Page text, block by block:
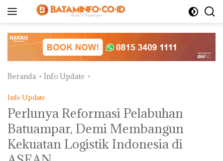
Beranda Info Update
Info Update
Perlunya Reformasi Pelabuhan
Batuampar, Demi Membangun
Kekuatan Logistik Indonesia di